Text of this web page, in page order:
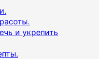
и укрепить